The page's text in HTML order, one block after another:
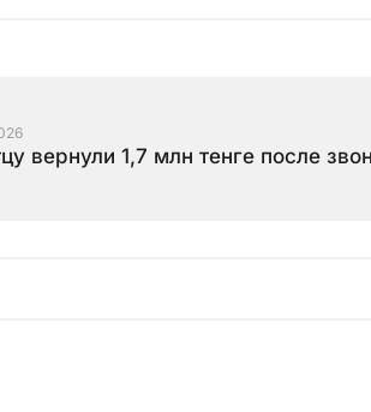
вернули 1,7 млн тенге после